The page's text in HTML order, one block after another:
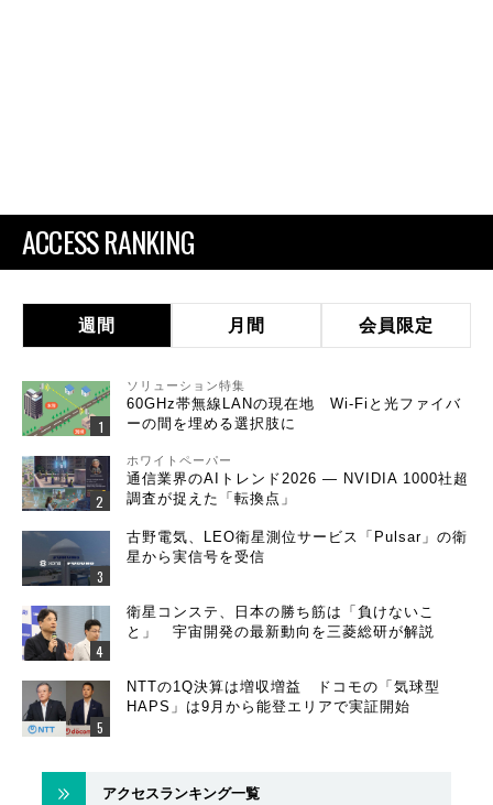
ACCESS RANKING
週間 月間 会員限定
ソリューション特集
60GHz帯無線LANの現在地 Wi-Fiと光ファイバ
ーの間を埋める選択肢に
ホワイトペーパー
通信業界のAIトレンド2026 ― NVIDIA 1000社超
調査が捉えた「転換点」
古野電気、LEO衛星測位サービス「Pulsar」の衛
星から実信号を受信
衛星コンステ、日本の勝ち筋は「負けないこ
と」 宇宙開発の最新動向を三菱総研が解説
NTTの1Q決算は増収増益 ドコモの「気球型
HAPS」は9月から能登エリアで実証開始
アクセスランキング一覧